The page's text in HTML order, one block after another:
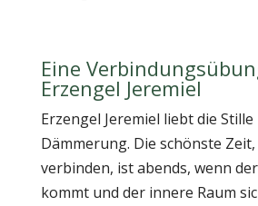
Eine
Erzengel Jeremiel
Erzengel Jeremiel liebt die Stille
Dämmerung. Die schönste
verbinden, ist abends, wenn
kommt und der innere Raum